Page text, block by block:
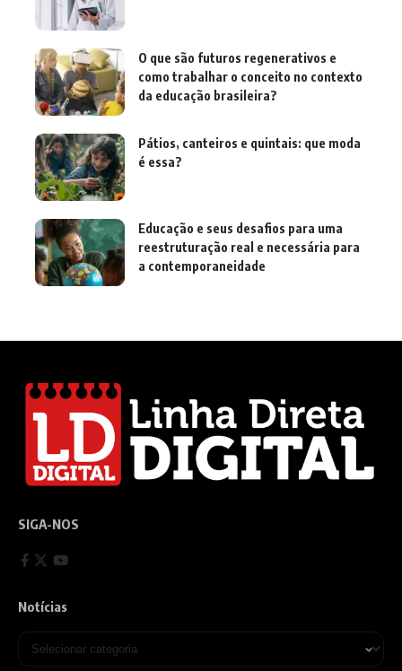
O que são futuros regenerativos e
como trabalhar o conceito no contexto
da educação brasileira?
Pátios, canteiros e quintais: que moda
é essa?
Educação e seus desafios para uma
reestruturação real e necessária para
a contemporaneidade
SIGA-NOS
Notícias